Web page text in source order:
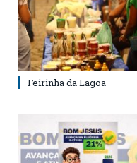
Feirinha da Lagoa